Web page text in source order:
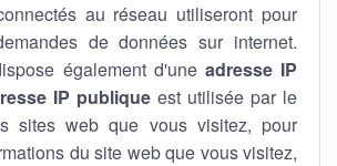
au réseau utiliseront pour
de données sur internet.
également d'une adresse IP
IP publique est utilisée par le
sites web que vous visitez, pour
du site web que vous visitez,